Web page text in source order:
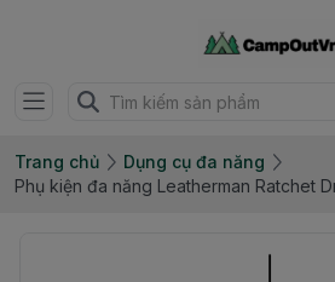
Trang chủ
Dụng cụ đa năng
Phụ kiện đa năng Leatherman Ratchet